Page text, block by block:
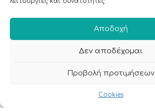
Αποδοχή
Δεν αποδέχομαι
Προβολή προτιμήσεων
Cookies